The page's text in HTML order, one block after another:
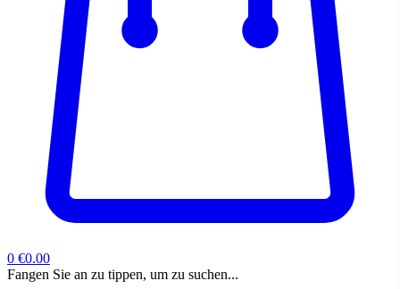
0 €0.00
Fangen Sie an zu tippen, um zu suchen...